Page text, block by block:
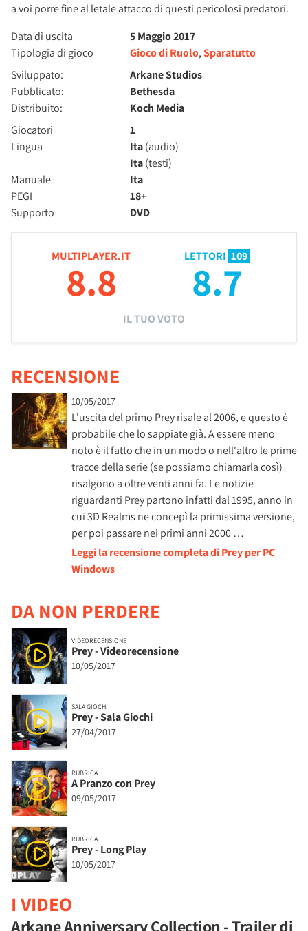
a voi porre fine al letale attacco di questi pericolosi predatori.
Data di uscita
5 Maggio 2017
Tipologia di gioco
Gioco di Ruolo,Sparatutto
Sviluppato:
Arkane Studios
Pubblicato:
Bethesda
Distribuito:
Koch Media
Giocatori
1
Lingua
Ita(audio)
Ita(testi)
Manuale
Ita
PEGI
18+
Supporto
DVD
MULTIPLAYER.IT
8.8
LETTORI 109
8.7
IL TUO VOTO
RECENSIONE
10/05/2017
L'uscita del primo Prey risale al 2006, e questo è
probabile che lo sappiate già. A essere meno
noto è il fatto che in un modo o nell'altro le prime
tracce della serie (se possiamo chiamarla così)
risalgono a oltre venti anni fa. Le notizie
riguardanti Prey partono infatti dal 1995, anno in
cui 3D Realms ne concepì la primissima versione,
per poi passare nei primi anni 2000 …
Leggi la recensione completa di Prey per PC
Windows
DA NON PERDERE
VIDEORECENSIONE
Prey - Videorecensione
10/05/2017
SALA GIOCHI
Prey - Sala Giochi
27/04/2017
RUBRICA
A Pranzo con Prey
09/05/2017
RUBRICA
Prey - Long Play
10/05/2017
I VIDEO
Arkane Anniversary Collection - Trailer di